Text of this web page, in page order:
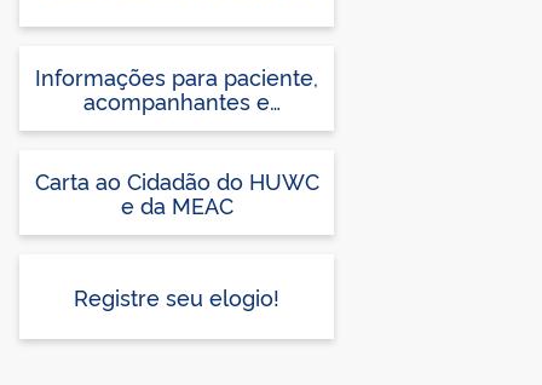
Informações para paciente,
acompanhantes e
visitantes
Carta ao Cidadão do HUWC
e da MEAC
Registre seu elogio!